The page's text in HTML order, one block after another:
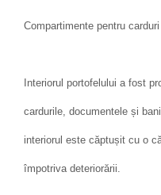
Compartimente pentru
Interiorul portofelului a fost
cardurile, documentele și
interiorul este căptușit cu o
împotriva deteriorării.